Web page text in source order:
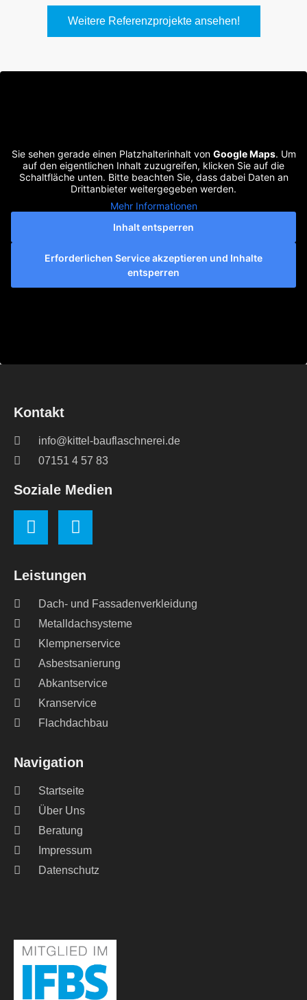
Weitere Referenzprojekte ansehen!
Sie sehen gerade einen Platzhalterinhalt von Google Maps. Um
auf den eigentlichen Inhalt zuzugreifen, klicken Sie auf die
Schaltfläche unten. Bitte beachten Sie, dass dabei Daten an
Drittanbieter weitergegeben werden.
Mehr Informationen
Inhalt entsperren
Erforderlichen Service akzeptieren und Inhalte
entsperren
Navigation
Startseite
Über Uns
Beratung
Impressum
Datenschutz
Leistungen
Dach- und Fassadenverkleidung
Metalldachsysteme
Klempnerservice
Asbestsanierung
Abkantservice
Kranservice
Flachdachbau
Kontakt
info@kittel-bauflaschnerei.de
07151 4 57 83
Soziale Medien